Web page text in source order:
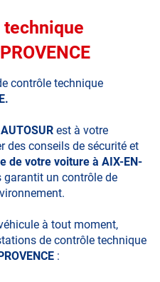
technique
contrôle technique
AUTOSUR est à votre
des conseils de sécurité et
de votre voiture à AIX-EN-
garantit un contrôle de
à tout moment,
de contrôle technique
: